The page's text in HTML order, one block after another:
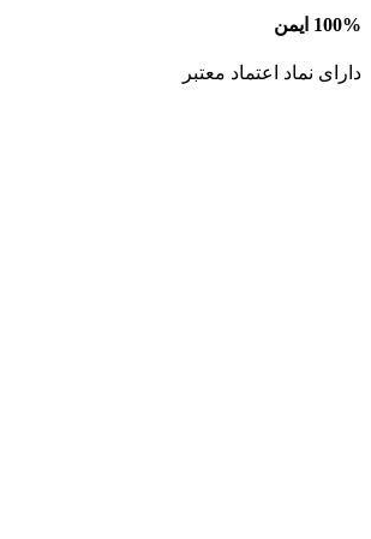
100% ایمن
دارای نماد اعتماد معتبر